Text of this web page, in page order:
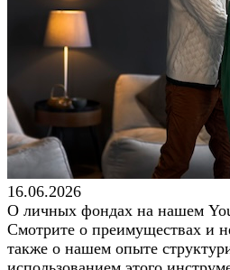
16.06.2026
О личных фондах на нашем
Смотрите о преимуществах и
также о нашем опыте